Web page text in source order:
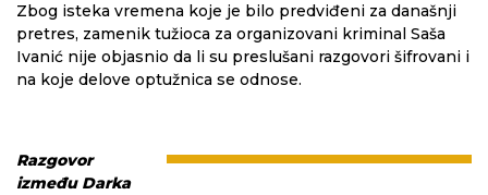
Zbog isteka vremena koje je bilo predviđeni za današnji
pretres, zamenik tužioca za organizovani kriminal Saša
Ivanić nije objasnio da li su preslušani razgovori šifrovani i
na koje delove optužnica se odnose.
Razgovor
između Darka